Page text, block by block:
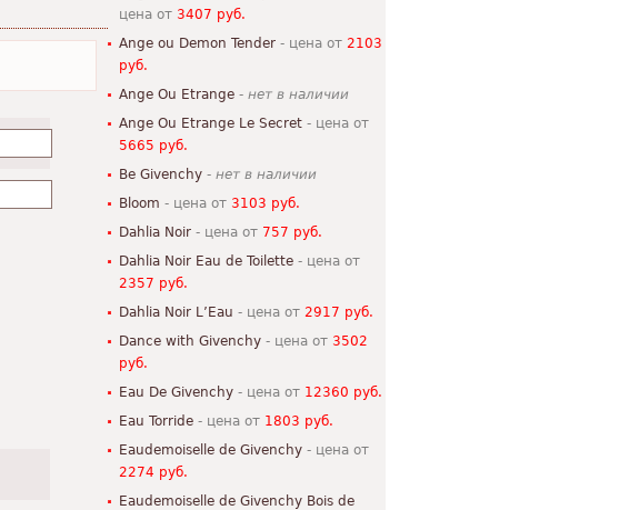
цена от 3407 руб.
Ange ou Demon Tender - цена от 2103
руб.
Ange Ou Etrange - нет в наличии
Ange Ou Etrange Le Secret - цена от
5665 руб.
Be Givenchy - нет в наличии
Bloom - цена от 3103 руб.
Dahlia Noir - цена от 757 руб.
Dahlia Noir Eau de Toilette - цена от
2357 руб.
Dahlia Noir L’Eau - цена от 2917 руб.
Dance with Givenchy - цена от 3502
руб.
Eau De Givenchy - цена от 12360 руб.
Eau Torride - цена от 1803 руб.
Eaudemoiselle de Givenchy - цена от
2274 руб.
Eaudemoiselle de Givenchy Bois de